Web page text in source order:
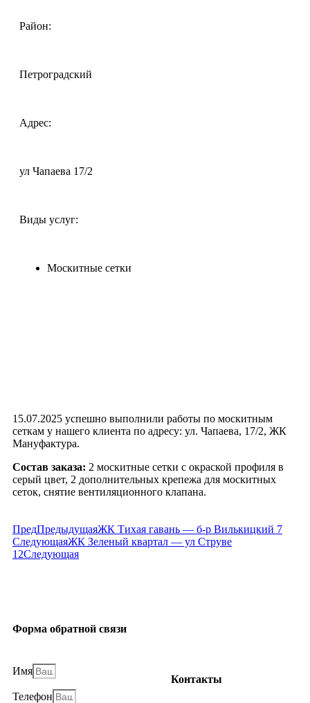
Район:
Петроградский
Адрес:
ул Чапаева 17/2
Виды услуг:
Москитные сетки
15.07.2025 успешно выполнили работы по москитным
сеткам у нашего клиента по адресу: ул. Чапаева, 17/2, ЖК
Мануфактура.
Состав заказа: 2 москитные сетки с окраской профиля в
серый цвет, 2 дополнительных крепежа для москитных
сеток, снятие вентиляционного клапана.
ПредПредыдущаяЖК Тихая гавань — б-р Вилькицкий 7
СледующаяЖК Зеленый квартал — ул Струве
12Следующая
Форма обратной связи
Имя
Телефон
Контакты